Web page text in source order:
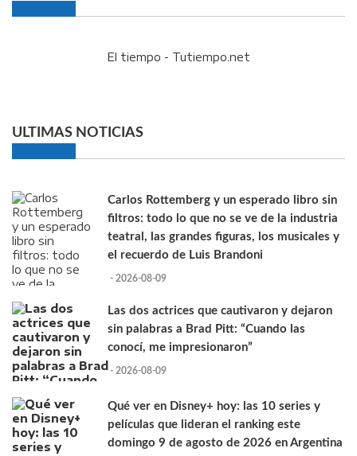
El tiempo - Tutiempo.net
ULTIMAS NOTICIAS
Carlos Rottemberg y un esperado libro sin
filtros: todo lo que no se ve de la industria
teatral, las grandes figuras, los musicales y
el recuerdo de Luis Brandoni
- 2026-08-09
Las dos actrices que cautivaron y dejaron
sin palabras a Brad Pitt: “Cuando las
conocí, me impresionaron”
- 2026-08-09
Qué ver en Disney+ hoy: las 10 series y
películas que lideran el ranking este
domingo 9 de agosto de 2026 en Argentina